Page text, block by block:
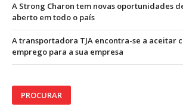
A Strong Charon tem novas oportunidades
aberto em todo o país
A transportadora TJA encontra-se a aceitar
emprego para a sua empresa
PROCURAR